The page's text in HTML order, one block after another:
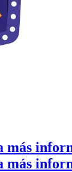
más
más